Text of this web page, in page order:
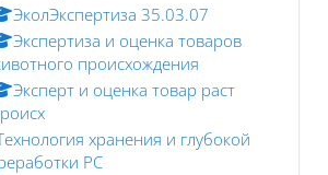
ЭколЭкспертиза 35.03.07
Экспертиза и оценка товаров
происхождения
Эксперт и оценка товар раст
хранения и глубокой
РС